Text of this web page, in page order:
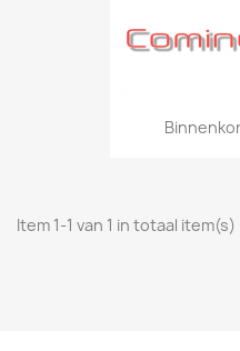
Item 1-1 van 1 in totaal item(s)